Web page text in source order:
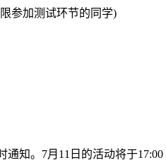
参加测试环节的同学)
知。7月11日的活动将于17:00